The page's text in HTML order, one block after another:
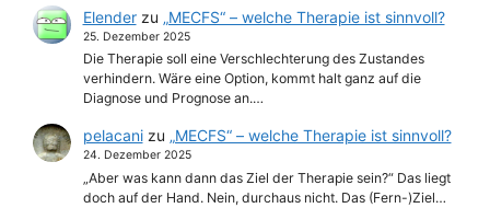
Elenderzu „MECFS“ – welche Therapie ist sinnvoll?
25. Dezember 2025
Die Therapie soll eine Verschlechterung des Zustandes
verhindern. Wäre eine Option, kommt halt ganz auf die
Diagnose und Prognose an.…
pelacanizu „MECFS“ – welche Therapie ist sinnvoll?
24. Dezember 2025
„Aber was kann dann das Ziel der Therapie sein?“ Das liegt
doch auf der Hand. Nein, durchaus nicht. Das (Fern-)Ziel…